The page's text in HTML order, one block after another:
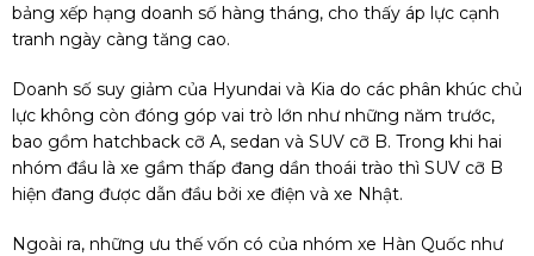
bảng xếp hạng doanh số hàng tháng, cho thấy áp lực cạnh
tranh ngày càng tăng cao.
Doanh số suy giảm của Hyundai và Kia do các phân khúc chủ
lực không còn đóng góp vai trò lớn như những năm trước,
bao gồm hatchback cỡ A, sedan và SUV cỡ B. Trong khi hai
nhóm đầu là xe gầm thấp đang dần thoái trào thì SUV cỡ B
hiện đang được dẫn đầu bởi xe điện và xe Nhật.
Ngoài ra, những ưu thế vốn có của nhóm xe Hàn Quốc như